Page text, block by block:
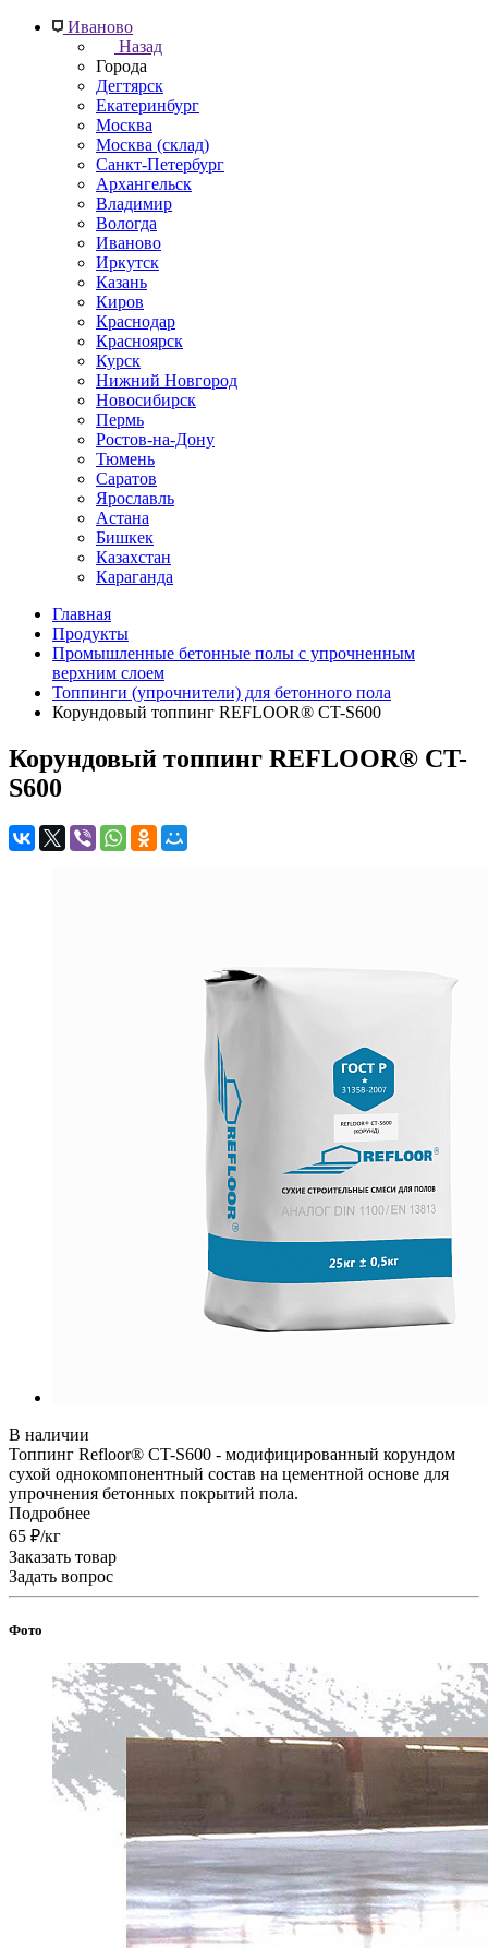
Иваново
Назад
Города
Дегтярск
Екатеринбург
Москва
Москва (склад)
Санкт-Петербург
Архангельск
Владимир
Вологда
Иваново
Иркутск
Казань
Киров
Краснодар
Красноярск
Курск
Нижний Новгород
Новосибирск
Пермь
Ростов-на-Дону
Тюмень
Саратов
Ярославль
Астана
Бишкек
Казахстан
Караганда
Главная
Продукты
Промышленные бетонные полы с упрочненным
верхним слоем
Топпинги (упрочнители) для бетонного пола
Корундовый топпинг REFLOOR® CT-S600
Корундовый топпинг REFLOOR® CT-
S600
В наличии
Топпинг Refloor® CT-S600 - модифицированный корундом
сухой однокомпонентный состав на цементной основе для
упрочнения бетонных покрытий пола.
Подробнее
65 ₽/кг
Заказать товар
Задать вопрос
Фото